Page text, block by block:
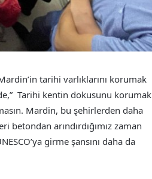
tarihi varlıklarını korumak
Tarihi kentin dokusunu korumak
Mardin, bu şehirlerden daha
betondan arındırdığımız zaman
girme şansını daha da